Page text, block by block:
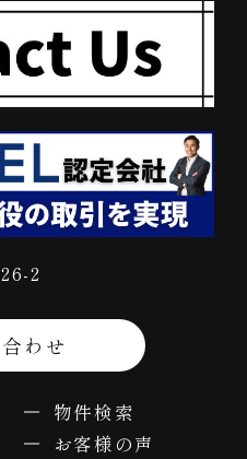
2
わせ
物件検索
お客様の声